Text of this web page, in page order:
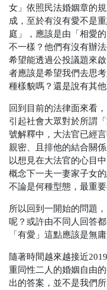
女」依照民法婚姻章的
成，至於有沒有愛不是
庭」，應該是由「相愛
不一樣？他們有沒有辦
希望能透過公投議題來
者應該是希望我們去思
種樣貌嗎？還是說有其
回到目前的法律面來看
引起社會大眾對於所謂
號解釋中，大法官已經
親密、且排他的結合關
以想見在大法官的心目
概念下一夫一妻家子女
不論是何種型態，最重
所以回到一開始的問題
呢？或許由不同人回答
「有愛」這點應該是無庸
隨著時間越來越接近
重同性二人的婚姻自由
出的答案，並不是我們